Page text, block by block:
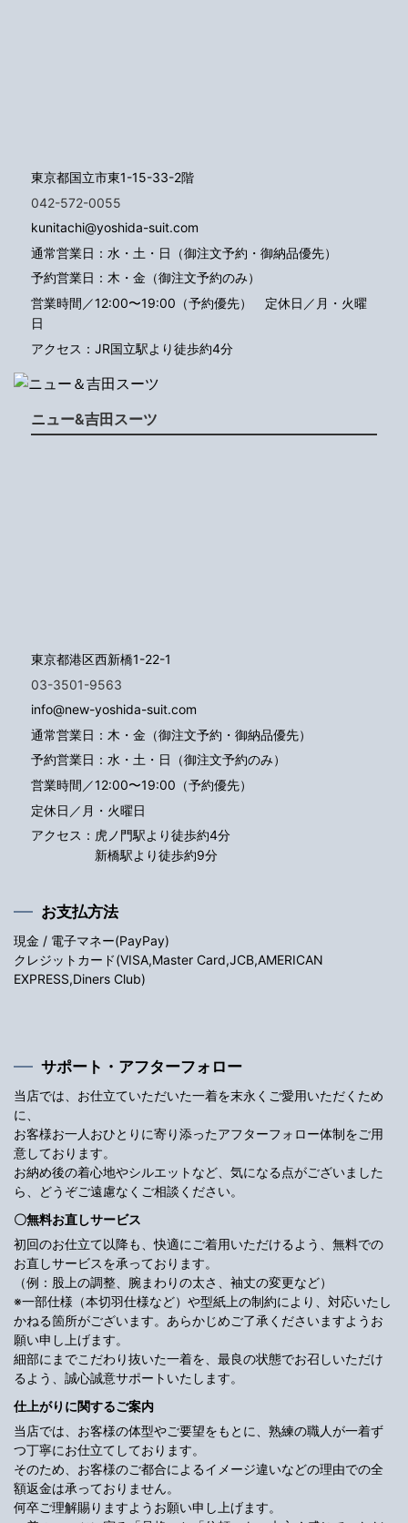
東京都国立市東1-15-33-2階
042-572-0055
kunitachi@yoshida-suit.com
通常営業日：水・土・日（御注文予約・御納品優先）
予約営業日：木・金（御注文予約のみ）
営業時間／12:00〜19:00（予約優先） 定休日／月・火曜
日
アクセス：JR国立駅より徒歩約4分
ニュー&吉田スーツ
東京都港区西新橋1-22-1
03-3501-9563
info@new-yoshida-suit.com
通常営業日：木・金（御注文予約・御納品優先）
予約営業日：水・土・日（御注文予約のみ）
営業時間／12:00〜19:00（予約優先）
定休日／月・火曜日
アクセス： 虎ノ門駅より徒歩約4分
新橋駅より徒歩約9分
お支払方法
現金 / 電子マネー(PayPay)
クレジットカード(VISA,Master Card,JCB,AMERICAN
EXPRESS,Diners Club)
サポート・アフターフォロー
当店では、お仕立ていただいた一着を末永くご愛用いただくため
に、
お客様お一人おひとりに寄り添ったアフターフォロー体制をご用
意しております。
お納め後の着心地やシルエットなど、気になる点がございました
ら、どうぞご遠慮なくご相談ください。
〇無料お直しサービス
初回のお仕立て以降も、快適にご着用いただけるよう、無料での
お直しサービスを承っております。
（例：股上の調整、腕まわりの太さ、袖丈の変更など）
※一部仕様（本切羽仕様など）や型紙上の制約により、対応いたし
かねる箇所がございます。あらかじめご了承くださいますようお
願い申し上げます。
細部にまでこだわり抜いた一着を、最良の状態でお召しいただけ
るよう、誠心誠意サポートいたします。
仕上がりに関するご案内
当店では、お客様の体型やご要望をもとに、熟練の職人が一着ず
つ丁寧にお仕立てしております。
そのため、お客様のご都合によるイメージ違いなどの理由での全
額返金は承っておりません。
何卒ご理解賜りますようお願い申し上げます。